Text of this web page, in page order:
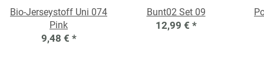
Bio-Jerseystoff Uni 074
Pink
9,48 € *
Bunt02 Set 09
12,99 € *